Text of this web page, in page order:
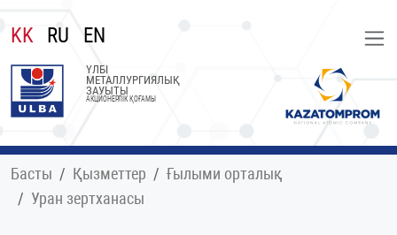
KK RU EN
ҮЛБІ
МЕТАЛЛУРГИЯЛЫҚ
ЗАУЫТЫ
АКЦИОНЕРЛІК ҚОҒАМЫ
Басты Қызметтер
Ғылыми орталық
Уран зертханасы